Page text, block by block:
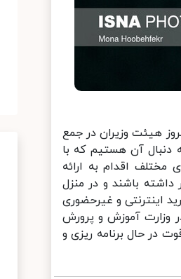
هیئت وزیران در جمع
آن هستیم که با
اقدام به ارائه
باشند و در منزل
اینترنتی و غیرحضوری
آموزش و پرورش
در حال برنامه ریزی و